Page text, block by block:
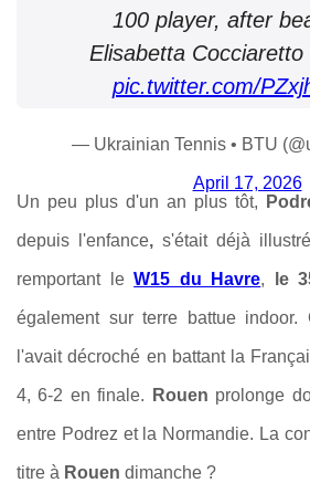
100 player, after
Elisabetta
pic.twitter.com/
— Ukrainian Tennis • BTU
April 17, 2026
Un peu plus d'un an plus tôt,
depuis l'enfance, s'était déjà
remportant leW15 du Havre, le
également sur terre battue
l'avait décroché en battant la
4, 6-2 en finale. Rouen prolonge
entre Podrez et la Normandie. La
titre à Rouen dimanche ?